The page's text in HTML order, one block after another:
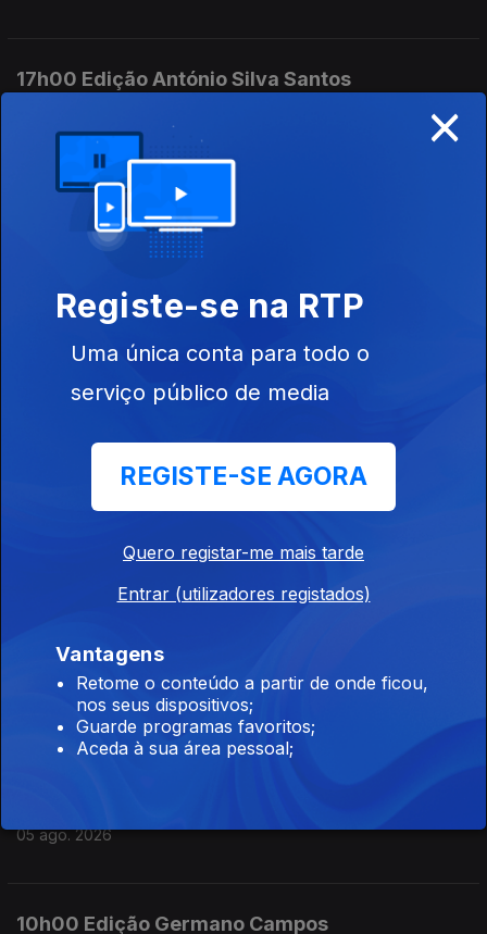
17h00 Edição António Silva Santos
16h00 Edição António Silva Santos
05 ago. 2026
15h00 Edição Susana Lemos
05 ago. 2026
14h00 Edição Susana Lemos
13h00 Edição Susana Lemos
12h00 Edição Susana Lemos
05 ago. 2026
05 ago. 2026
10h00 Edição Germano Campos
×
Registe-se na RTP
Uma única conta para todo o
serviço público de media
REGISTE-SE AGORA
Quero registar-me mais tarde
Entrar (utilizadores registados)
Vantagens
Retome o conteúdo a partir de onde ficou,
nos seus dispositivos;
Guarde programas favoritos;
Aceda à sua área pessoal;